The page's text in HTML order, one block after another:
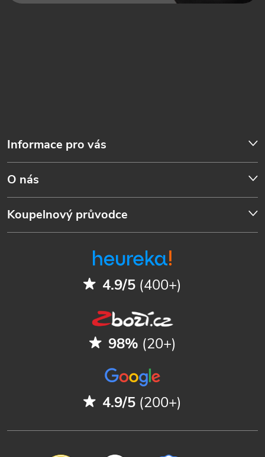
Informace pro vás
O nás
Koupelnový průvodce
4.9/5 (400+)
98% (20+)
4.9/5 (200+)